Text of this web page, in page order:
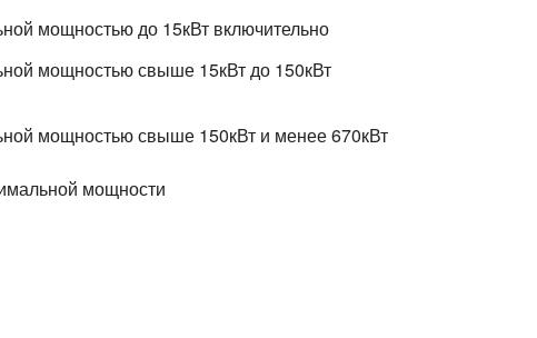
мощностью до 15кВт включительно
мощностью свыше 15кВт до 150кВт
мощностью свыше 150кВт и менее 670кВт
мощности